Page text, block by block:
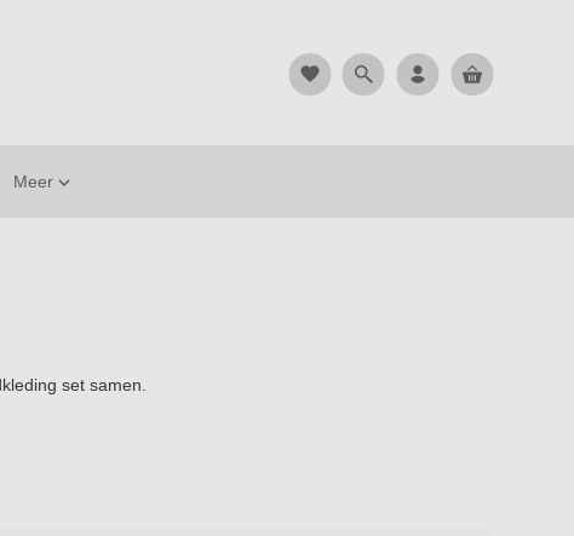
favorite
Meer
set samen.